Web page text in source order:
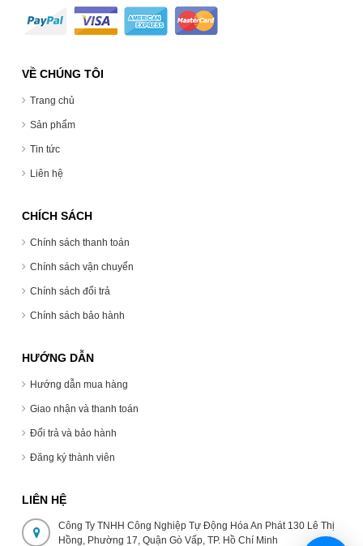
VỀ CHÚNG TÔI
Trang chủ
Sản phẩm
Tin tức
Liên hệ
CHÍCH SÁCH
Chính sách thanh toán
Chính sách vận chuyển
Chính sách đổi trả
Chính sách bảo hành
HƯỚNG DẪN
Hướng dẫn mua hàng
Giao nhận và thanh toán
Đổi trả và bảo hành
Đăng ký thành viên
LIÊN HỆ
Công Ty TNHH Công Nghiệp Tự Động Hóa An Phát 130 Lê Thị
Hồng, Phường 17, Quận Gò Vấp, TP. Hồ Chí Minh